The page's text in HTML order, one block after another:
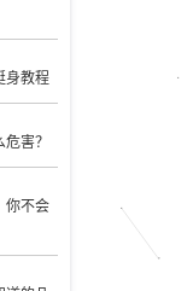
身教程
害？
你不会